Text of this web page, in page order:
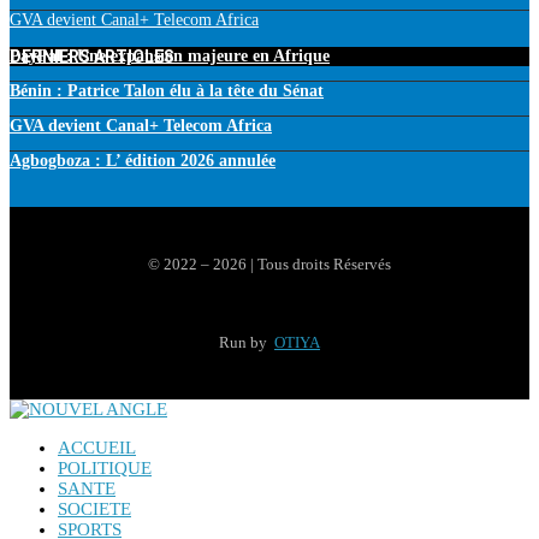
GVA devient Canal+ Telecom Africa
DERNIERS ARTICLES
PayPal : Une expansion majeure en Afrique
Bénin : Patrice Talon élu à la tête du Sénat
GVA devient Canal+ Telecom Africa
Agbogboza : L’ édition 2026 annulée
© 2022 – 2026 | Tous droits Réservés
Run by OTIYA
ACCUEIL
POLITIQUE
SANTE
SOCIETE
SPORTS